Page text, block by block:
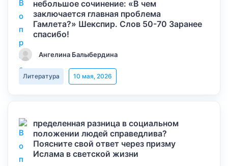
небольшое сочинение: «В чем
заключается главная проблема
Гамлета?» Шекспир. Слов 50-70 Заранее
спасибо!
Ангелина Балыбердина
Литература 10 мая, 2026
пределенная разница в социальном
положении людей справедлива?
Поясните свой ответ через призму
Ислама в светской жизни